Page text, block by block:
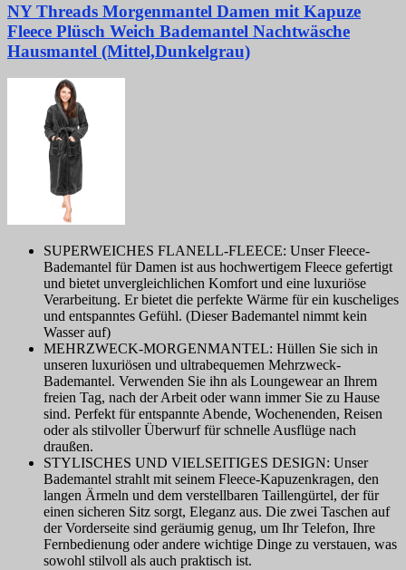
NY Threads Morgenmantel Damen mit Kapuze
Fleece Plüsch Weich Bademantel Nachtwäsche
Hausmantel (Mittel,Dunkelgrau)
SUPERWEICHES FLANELL-FLEECE: Unser Fleece-
Bademantel für Damen ist aus hochwertigem Fleece gefertigt
und bietet unvergleichlichen Komfort und eine luxuriöse
Verarbeitung. Er bietet die perfekte Wärme für ein kuscheliges
und entspanntes Gefühl. (Dieser Bademantel nimmt kein
Wasser auf)
MEHRZWECK-MORGENMANTEL: Hüllen Sie sich in
unseren luxuriösen und ultrabequemen Mehrzweck-
Bademantel. Verwenden Sie ihn als Loungewear an Ihrem
freien Tag, nach der Arbeit oder wann immer Sie zu Hause
sind. Perfekt für entspannte Abende, Wochenenden, Reisen
oder als stilvoller Überwurf für schnelle Ausflüge nach
draußen.
STYLISCHES UND VIELSEITIGES DESIGN: Unser
Bademantel strahlt mit seinem Fleece-Kapuzenkragen, den
langen Ärmeln und dem verstellbaren Taillengürtel, der für
einen sicheren Sitz sorgt, Eleganz aus. Die zwei Taschen auf
der Vorderseite sind geräumig genug, um Ihr Telefon, Ihre
Fernbedienung oder andere wichtige Dinge zu verstauen, was
sowohl stilvoll als auch praktisch ist.